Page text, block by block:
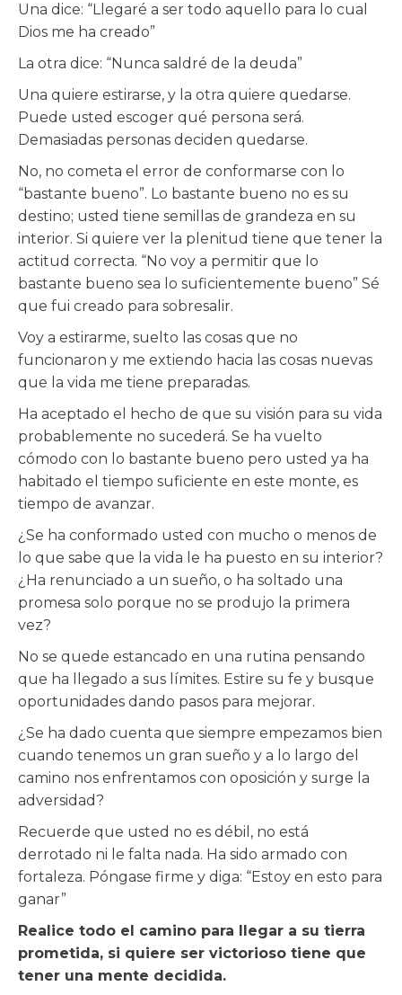
Una dice: “Llegaré a ser todo aquello para lo cual
Dios me ha creado”
La otra dice: “Nunca saldré de la deuda”
Una quiere estirarse, y la otra quiere quedarse.
Puede usted escoger qué persona será.
Demasiadas personas deciden quedarse.
No, no cometa el error de conformarse con lo
“bastante bueno”. Lo bastante bueno no es su
destino; usted tiene semillas de grandeza en su
interior. Si quiere ver la plenitud tiene que tener la
actitud correcta. “No voy a permitir que lo
bastante bueno sea lo suficientemente bueno” Sé
que fui creado para sobresalir.
Voy a estirarme, suelto las cosas que no
funcionaron y me extiendo hacia las cosas nuevas
que la vida me tiene preparadas.
Ha aceptado el hecho de que su visión para su vida
probablemente no sucederá. Se ha vuelto
cómodo con lo bastante bueno pero usted ya ha
habitado el tiempo suficiente en este monte, es
tiempo de avanzar.
¿Se ha conformado usted con mucho o menos de
lo que sabe que la vida le ha puesto en su interior?
¿Ha renunciado a un sueño, o ha soltado una
promesa solo porque no se produjo la primera
vez?
No se quede estancado en una rutina pensando
que ha llegado a sus límites. Estire su fe y busque
oportunidades dando pasos para mejorar.
¿Se ha dado cuenta que siempre empezamos bien
cuando tenemos un gran sueño y a lo largo del
camino nos enfrentamos con oposición y surge la
adversidad?
Recuerde que usted no es débil, no está
derrotado ni le falta nada. Ha sido armado con
fortaleza. Póngase firme y diga: “Estoy en esto para
ganar”
Realice todo el camino para llegar a su tierra
prometida, si quiere ser victorioso tiene que
tener una mente decidida.